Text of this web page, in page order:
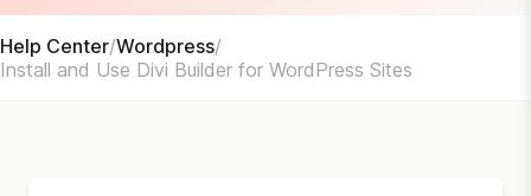
Help Center/Wordpress/
Install and Use Divi Builder for WordPress Sites